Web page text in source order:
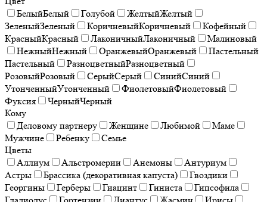
БелыйБелый Голубой ЖелтыйЖелтый
ЗеленыйЗеленый КоричневыйКоричневый
Кофейный
КрасныйКрасный ЛаконичныйЛаконичный
Малиновый
НежныйНежный ОранжевыйОранжевый
Пастельный
Пастельный
РазноцветныйРазноцветный
РозовыйРозовый СерыйСерый СинийСиний
УтонченныйУтонченный ФиолетовыйФиолетовый
Фуксия
ЧерныйЧерный
Кому
Деловому партнеру
Женщине Любимой
Маме
Мужчине
Ребенку
Семье
Цветы
Аллиум
Альстромерии Анемоны
Антуриум
Астры
Брассика (декоративная капуста)
Гвоздики
Георгины
Герберы Гиацинт Гиниста
Гипсофила